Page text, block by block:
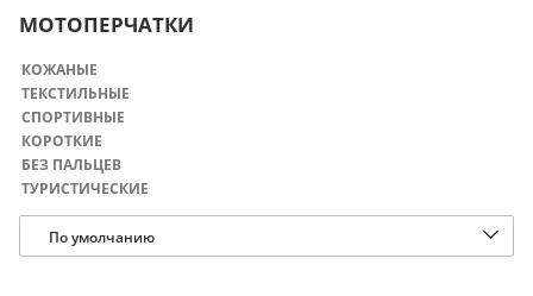
МОТОПЕРЧАТКИ
КОЖАНЫЕ
ТЕКСТИЛЬНЫЕ
СПОРТИВНЫЕ
КОРОТКИЕ
БЕЗ ПАЛЬЦЕВ
ТУРИСТИЧЕСКИЕ
По умолчанию